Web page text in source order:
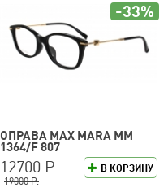
ОПРАВА MAX MARA MM
1364/F 807
В КОРЗИНУ
12700 Р.
19000 Р.
-33%